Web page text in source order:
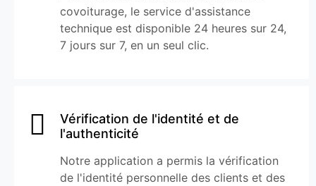
covoiturage, le service d'assistance
technique est disponible 24 heures sur 24,
7 jours sur 7, en un seul clic.
Vérification de l'identité et de
l'authenticité
Notre application a permis la vérification
de l'identité personnelle des clients et des